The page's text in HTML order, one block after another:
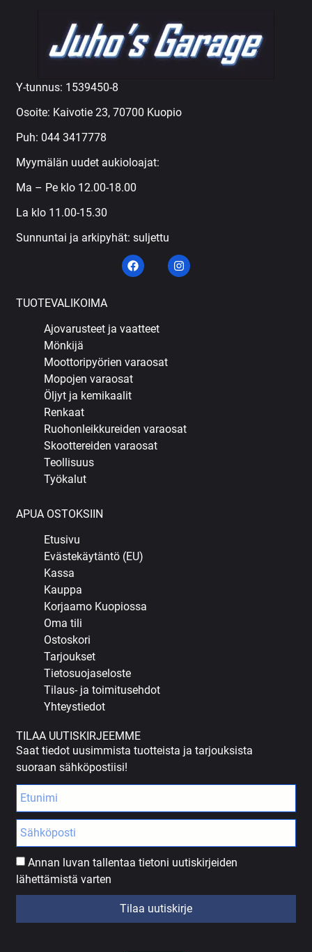
Y-tunnus: 1539450-8
Osoite: Kaivotie 23, 70700 Kuopio
Puh: 044 3417778
Myymälän uudet aukioloajat:
Ma – Pe klo 12.00-18.00
La klo 11.00-15.30
Sunnuntai ja arkipyhät: suljettu
TUOTEVALIKOIMA
Ajovarusteet ja vaatteet
Mönkijä
Moottoripyörien varaosat
Mopojen varaosat
Öljyt ja kemikaalit
Renkaat
Ruohonleikkureiden varaosat
Skoottereiden varaosat
Teollisuus
Työkalut
APUA OSTOKSIIN
Etusivu
Evästekäytäntö (EU)
Kassa
Kauppa
Korjaamo Kuopiossa
Oma tili
Ostoskori
Tarjoukset
Tietosuojaseloste
Tilaus- ja toimitusehdot
Yhteystiedot
TILAA UUTISKIRJEEMME
Saat tiedot uusimmista tuotteista ja tarjouksista
suoraan sähköpostiisi!
Annan luvan tallentaa tietoni uutiskirjeiden
lähettämistä varten
Tilaa uutiskirje